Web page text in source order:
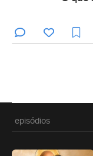
episódios